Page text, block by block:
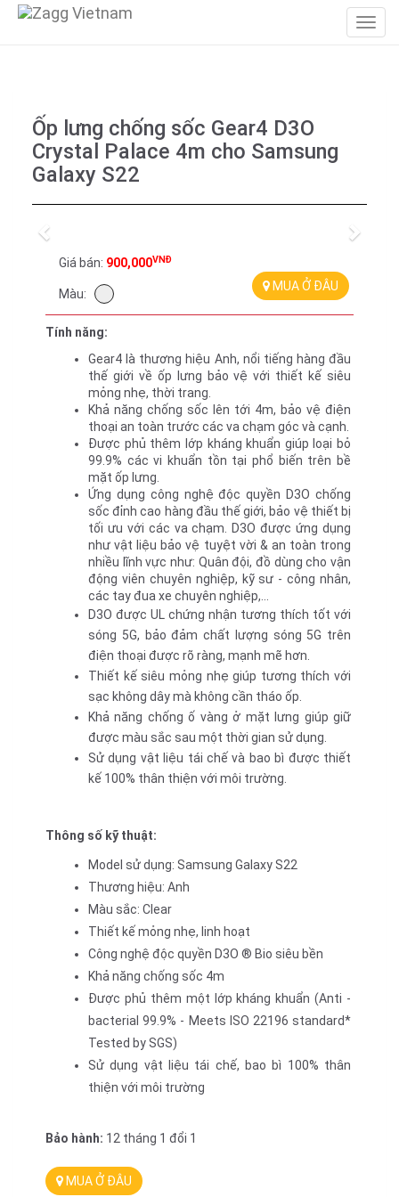
Ốp lưng chống sốc Gear4 D3O
Crystal Palace 4m cho Samsung
Galaxy S22
Previous Next
Giá bán: 900,000VNĐ
Màu:
MUA Ở ĐÂU
Tính năng:
Gear4 là thương hiệu Anh, nổi tiếng hàng đầu
thế giới về ốp lưng bảo vệ với thiết kế siêu
mỏng nhẹ, thời trang.
Khả năng chống sốc lên tới 4m, bảo vệ điện
thoại an toàn trước các va chạm góc và cạnh.
Được phủ thêm lớp kháng khuẩn giúp loại bỏ
99.9% các vi khuẩn tồn tại phổ biến trên bề
mặt ốp lưng.
Ứng dụng công nghệ độc quyền D3O chống
sốc đỉnh cao hàng đầu thế giới, bảo vệ thiết bị
tối ưu với các va chạm. D3O được ứng dụng
như vật liệu bảo vệ tuyệt vời & an toàn trong
nhiều lĩnh vực như: Quân đội, đồ dùng cho vận
động viên chuyên nghiệp, kỹ sư - công nhân,
các tay đua xe chuyên nghiệp,...
D3O được UL chứng nhận tương thích tốt với
sóng 5G, bảo đảm chất lượng sóng 5G trên
điện thoại được rõ ràng, mạnh mẽ hơn.
Thiết kế siêu mỏng nhẹ giúp tương thích với
sạc không dây mà không cần tháo ốp.
Khả năng chống ố vàng ở mặt lưng giúp giữ
được màu sắc sau một thời gian sử dụng.
Sử dụng vật liệu tái chế và bao bì được thiết
kế 100% thân thiện với môi trường.
Thông số kỹ thuật:
Model sử dụng: Samsung Galaxy S22
Thương hiệu: Anh
Màu sắc: Clear
Thiết kế mỏng nhẹ, linh hoạt
Công nghệ độc quyền D3O ® Bio siêu bền
Khả năng chống sốc 4m
Được phủ thêm một lớp kháng khuẩn (Anti -
bacterial 99.9% - Meets ISO 22196 standard*​
Tested by SGS)
Sử dụng vật liệu tái chế, bao bì 100% thân
thiện với môi trường
Bảo hành: 12 tháng 1 đổi 1
MUA Ở ĐÂU